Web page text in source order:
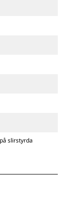
slirstyrda